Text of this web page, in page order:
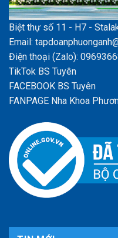
Biệt thự số 11 - H7 -
Email:
Điện thoại (Zalo):
TikTok BS Tuyên
FACEBOOK BS Tuyên
FANPAGE Nha Khoa